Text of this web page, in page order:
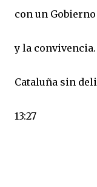
con un
y la
Cataluña sin
13:27